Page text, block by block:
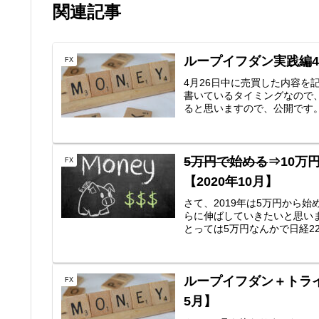
関連記事
FX ループイフダン実践編
4月26日中に売買した内容を
書いているタイミングなので
ると思いますので、公開で
FX 5万円で始める⇒10万
【2020年10月】
さて、2019年は5万円から始
らに伸ばしていきたいと思
とっては5万円なんかで日経
FX
ループイフダン＋トラ
5月】